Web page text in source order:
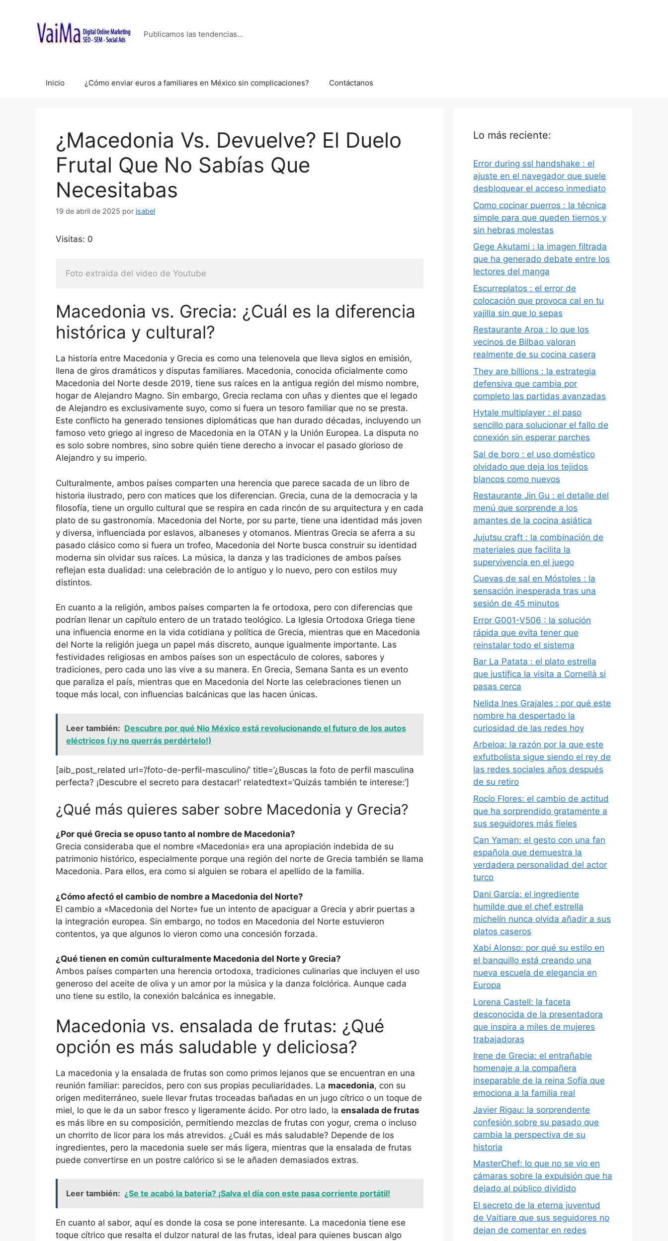
contenido
Publicamos las tendencias…
Inicio ¿Cómo enviar euros a familiares en México sin complicaciones? Contáctanos
¿Macedonia Vs. Devuelve? El Duelo
Frutal Que No Sabías Que
Necesitabas
19 de abril de 2025 por isabel
Visitas: 0
Foto extraida del video de Youtube
Macedonia vs. Grecia: ¿Cuál es la diferencia
histórica y cultural?
La historia entre Macedonia y Grecia es como una telenovela que lleva siglos en emisión,
llena de giros dramáticos y disputas familiares. Macedonia, conocida oficialmente como
Macedonia del Norte desde 2019, tiene sus raíces en la antigua región del mismo nombre,
hogar de Alejandro Magno. Sin embargo, Grecia reclama con uñas y dientes que el legado
de Alejandro es exclusivamente suyo, como si fuera un tesoro familiar que no se presta.
Este conflicto ha generado tensiones diplomáticas que han durado décadas, incluyendo un
famoso veto griego al ingreso de Macedonia en la OTAN y la Unión Europea. La disputa no
es solo sobre nombres, sino sobre quién tiene derecho a invocar el pasado glorioso de
Alejandro y su imperio.
Culturalmente, ambos países comparten una herencia que parece sacada de un libro de
historia ilustrado, pero con matices que los diferencian. Grecia, cuna de la democracia y la
filosofía, tiene un orgullo cultural que se respira en cada rincón de su arquitectura y en cada
plato de su gastronomía. Macedonia del Norte, por su parte, tiene una identidad más joven
y diversa, influenciada por eslavos, albaneses y otomanos. Mientras Grecia se aferra a su
pasado clásico como si fuera un trofeo, Macedonia del Norte busca construir su identidad
moderna sin olvidar sus raíces. La música, la danza y las tradiciones de ambos países
reflejan esta dualidad: una celebración de lo antiguo y lo nuevo, pero con estilos muy
distintos.
En cuanto a la religión, ambos países comparten la fe ortodoxa, pero con diferencias que
podrían llenar un capítulo entero de un tratado teológico. La Iglesia Ortodoxa Griega tiene
una influencia enorme en la vida cotidiana y política de Grecia, mientras que en Macedonia
del Norte la religión juega un papel más discreto, aunque igualmente importante. Las
festividades religiosas en ambos países son un espectáculo de colores, sabores y
tradiciones, pero cada uno las vive a su manera. En Grecia, Semana Santa es un evento
que paraliza el país, mientras que en Macedonia del Norte las celebraciones tienen un
toque más local, con influencias balcánicas que las hacen únicas.
Leer también: Descubre por qué Nio México está revolucionando el futuro de los autos
eléctricos (¡y no querrás perdértelo!)
[aib_post_related url=’/foto-de-perfil-masculino/’ title=’¿Buscas la foto de perfil masculina
perfecta? ¡Descubre el secreto para destacar!’ relatedtext=’Quizás también te interese:’]
¿Qué más quieres saber sobre Macedonia y Grecia?
¿Por qué Grecia se opuso tanto al nombre de Macedonia?
Grecia consideraba que el nombre «Macedonia» era una apropiación indebida de su
patrimonio histórico, especialmente porque una región del norte de Grecia también se llama
Macedonia. Para ellos, era como si alguien se robara el apellido de la familia.
¿Cómo afectó el cambio de nombre a Macedonia del Norte?
El cambio a «Macedonia del Norte» fue un intento de apaciguar a Grecia y abrir puertas a
la integración europea. Sin embargo, no todos en Macedonia del Norte estuvieron
contentos, ya que algunos lo vieron como una concesión forzada.
¿Qué tienen en común culturalmente Macedonia del Norte y Grecia?
Ambos países comparten una herencia ortodoxa, tradiciones culinarias que incluyen el uso
generoso del aceite de oliva y un amor por la música y la danza folclórica. Aunque cada
uno tiene su estilo, la conexión balcánica es innegable.
Macedonia vs. ensalada de frutas: ¿Qué
opción es más saludable y deliciosa?
La macedonia y la ensalada de frutas son como primos lejanos que se encuentran en una
reunión familiar: parecidos, pero con sus propias peculiaridades. La macedonia, con su
origen mediterráneo, suele llevar frutas troceadas bañadas en un jugo cítrico o un toque de
miel, lo que le da un sabor fresco y ligeramente ácido. Por otro lado, la ensalada de frutas
es más libre en su composición, permitiendo mezclas de frutas con yogur, crema o incluso
un chorrito de licor para los más atrevidos. ¿Cuál es más saludable? Depende de los
ingredientes, pero la macedonia suele ser más ligera, mientras que la ensalada de frutas
puede convertirse en un postre calórico si se le añaden demasiados extras.
Leer también: ¿Se te acabó la batería? ¡Salva el día con este pasa corriente portátil!
En cuanto al sabor, aquí es donde la cosa se pone interesante. La macedonia tiene ese
toque cítrico que resalta el dulzor natural de las frutas, ideal para quienes buscan algo
Lo más reciente:
Error during ssl handshake : el
ajuste en el navegador que suele
desbloquear el acceso inmediato
Como cocinar puerros : la técnica
simple para que queden tiernos y
sin hebras molestas
Gege Akutami : la imagen filtrada
que ha generado debate entre los
lectores del manga
Escurreplatos : el error de
colocación que provoca cal en tu
vajilla sin que lo sepas
Restaurante Aroa : lo que los
vecinos de Bilbao valoran
realmente de su cocina casera
They are billions : la estrategia
defensiva que cambia por
completo las partidas avanzadas
Hytale multiplayer : el paso
sencillo para solucionar el fallo de
conexión sin esperar parches
Sal de boro : el uso doméstico
olvidado que deja los tejidos
blancos como nuevos
Restaurante Jin Gu : el detalle del
menú que sorprende a los
amantes de la cocina asiática
Jujutsu craft : la combinación de
materiales que facilita la
supervivencia en el juego
Cuevas de sal en Móstoles : la
sensación inesperada tras una
sesión de 45 minutos
Error G001-V506 : la solución
rápida que evita tener que
reinstalar todo el sistema
Bar La Patata : el plato estrella
que justifica la visita a Cornellà si
pasas cerca
Nelida Ines Grajales : por qué este
nombre ha despertado la
curiosidad de las redes hoy
Arbeloa: la razón por la que este
exfutbolista sigue siendo el rey de
las redes sociales años después
de su retiro
Rocío Flores: el cambio de actitud
que ha sorprendido gratamente a
sus seguidores más fieles
Can Yaman: el gesto con una fan
española que demuestra la
verdadera personalidad del actor
turco
Dani García: el ingrediente
humilde que el chef estrella
michelín nunca olvida añadir a sus
platos caseros
Xabi Alonso: por qué su estilo en
el banquillo está creando una
nueva escuela de elegancia en
Europa
Lorena Castell: la faceta
desconocida de la presentadora
que inspira a miles de mujeres
trabajadoras
Irene de Grecia: el entrañable
homenaje a la compañera
inseparable de la reina Sofía que
emociona a la familia real
Javier Rigau: la sorprendente
confesión sobre su pasado que
cambia la perspectiva de su
historia
MasterChef: lo que no se vio en
cámaras sobre la expulsión que ha
dejado al público dividido
El secreto de la eterna juventud
de Vaitiare que sus seguidores no
dejan de comentar en redes